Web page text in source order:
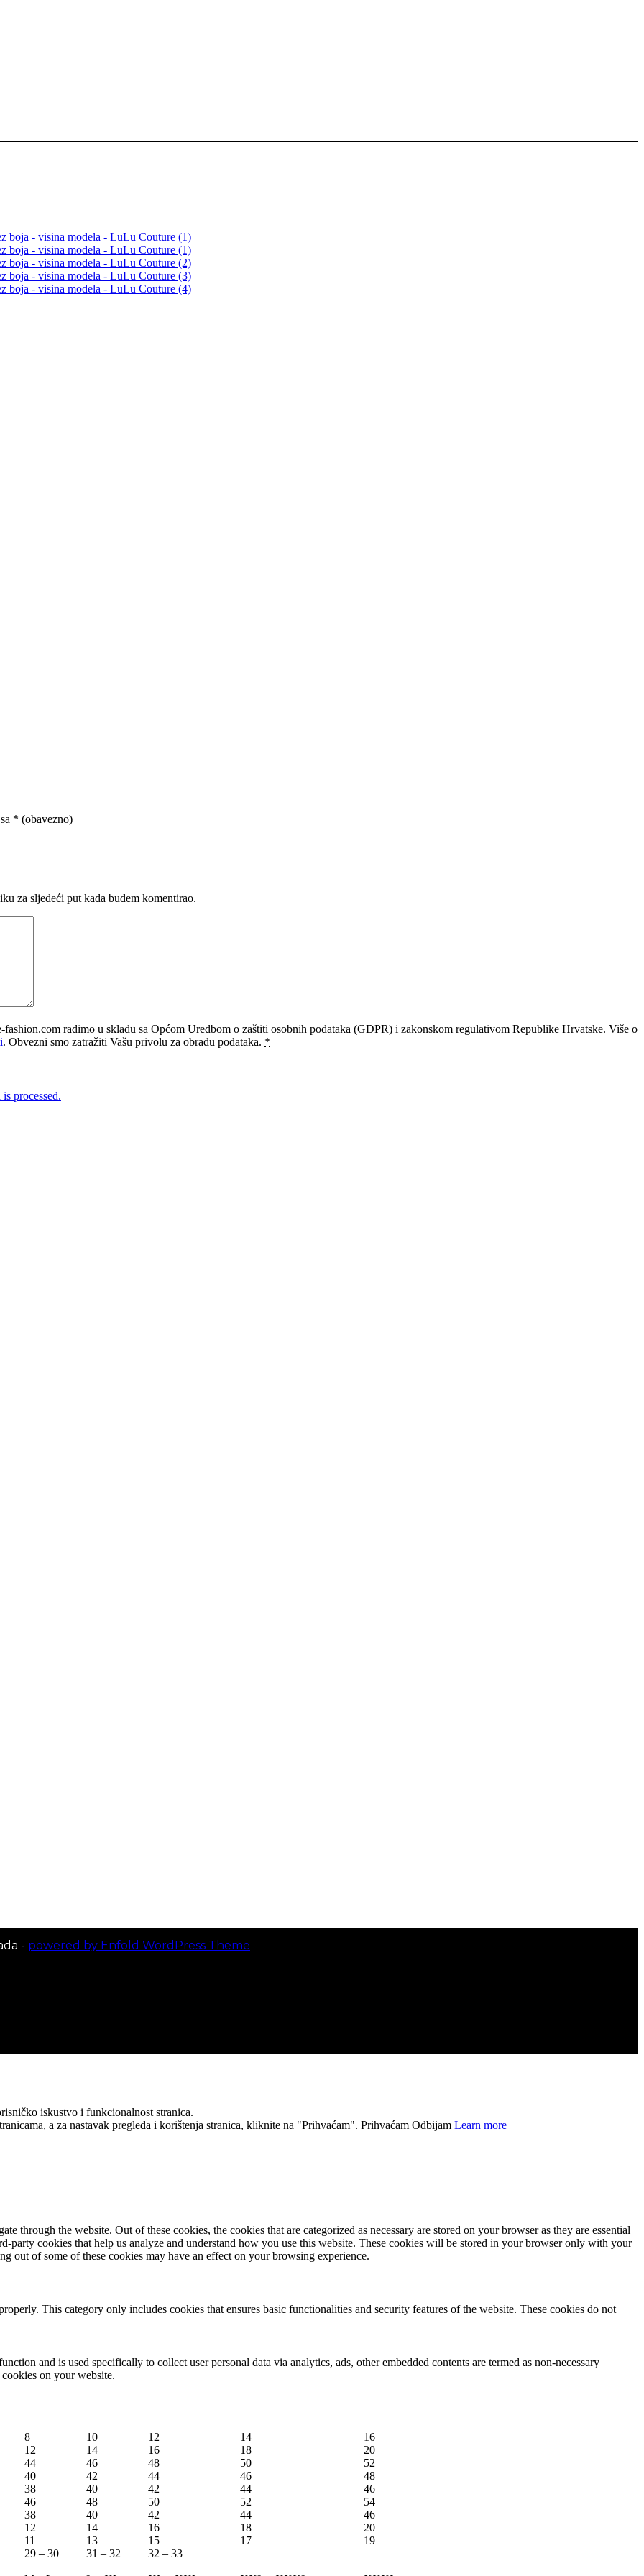
* (obavezno)
za sljedeći put kada budem komentirao.
radimo u skladu sa Općom Uredbom o zaštiti osobnih podataka (GDPR) i zakonskom regulativom Republike Hrvatske. Više o
. Obvezni smo zatražiti Vašu privolu za obradu podataka. *
processed.
- powered by Enfold WordPress Theme
iskustvo i funkcionalnost stranica.
a za nastavak pregleda i korištenja stranica, kliknite na "Prihvaćam". Prihvaćam Odbijam Learn more
through the website. Out of these cookies, the cookies that are categorized as necessary are stored on your browser as they are essential
party cookies that help us analyze and understand how you use this website. These cookies will be stored in your browser only with your
out of some of these cookies may have an effect on your browsing experience.
This category only includes cookies that ensures basic functionalities and security features of the website. These cookies do not
and is used specifically to collect user personal data via analytics, ads, other embedded contents are termed as non-necessary
on your website.
8 10 12 14
16
12 14 16 18
20
44 46 48 50
52
40 42 44 46
48
38 40 42 44
46
46 48 50 52
54
38 40 42 44
46
12 14 16 18
20
11 13 15 17
19
29 – 30 31 – 32 32 – 33